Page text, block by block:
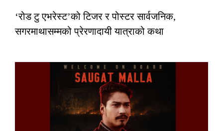
‘रोड टु एभरेस्ट’को टिजर र पोस्टर सार्वजनिक,
सगरमाथासम्मको प्रेरणादायी यात्राको कथा